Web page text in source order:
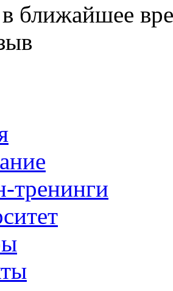
в ближайшее
тренинги